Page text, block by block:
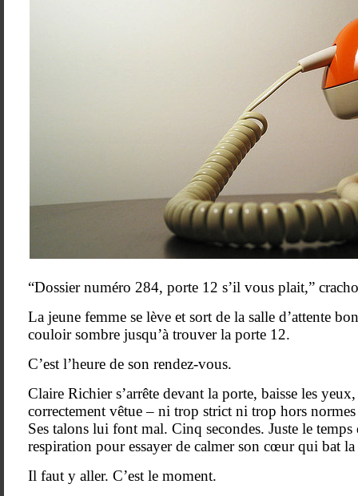
“Dossier numéro 284, porte 12 s’il vous plait,”
La jeune femme se lève et sort de la salle d’attente
couloir sombre jusqu’à trouver la porte 12.
C’est l’heure de son rendez-vous.
Claire Richier s’arrête devant la porte, baisse les
correctement vêtue – ni trop strict ni trop hors
Ses talons lui font mal. Cinq secondes. Juste le
respiration pour essayer de calmer son cœur qui bat la
Il faut y aller. C’est le moment.